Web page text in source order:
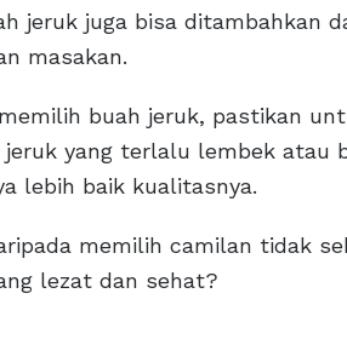
jeruk juga bisa ditambahkan
masakan.
buah jeruk, pastikan
jeruk yang terlalu lembek atau
lebih baik kualitasnya.
memilih camilan tidak
lezat dan sehat?